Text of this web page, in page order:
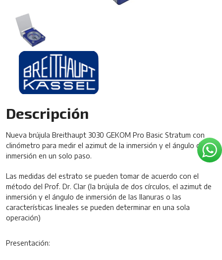
Descripción
Nueva brújula Breithaupt 3030 GEKOM Pro Basic Stratum con
clinómetro para medir el azimut de la inmersión y el ángulo de
inmersión en un solo paso.
Las medidas del estrato se pueden tomar de acuerdo con el
método del Prof. Dr. Clar (la brújula de dos círculos, el azimut de
inmersión y el ángulo de inmersión de las llanuras o las
características lineales se pueden determinar en una sola
operación)
Presentación: